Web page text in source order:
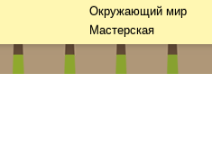
Окружающий мир
Мастерская